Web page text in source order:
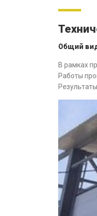
Общий
В рамках
Работы